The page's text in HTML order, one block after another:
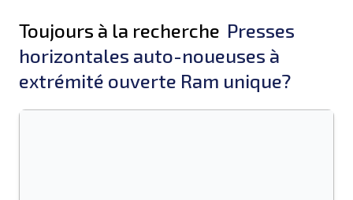
Toujours à la recherche Presses
horizontales auto-noueuses à
extrémité ouverte Ram unique?